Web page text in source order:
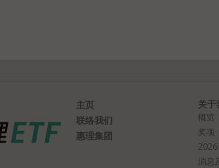
主页
联络我们
惠理集团
关于
概览
奖项
2026
消息